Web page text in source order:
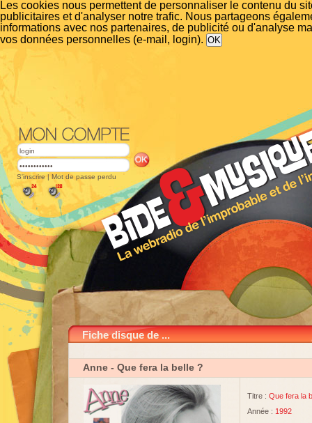
Les cookies nous permettent de personnaliser le contenu du
publicitaires et d'analyser notre trafic. Nous partageons
informations avec nos partenaires, de publicité ou d'analyse
vos données personnelles (e-mail, login).
S'inscrire | Mot de passe perdu
Fiche disque de ...
Anne - Que fera la belle ?
Titre : Que fera la
Année : 1992